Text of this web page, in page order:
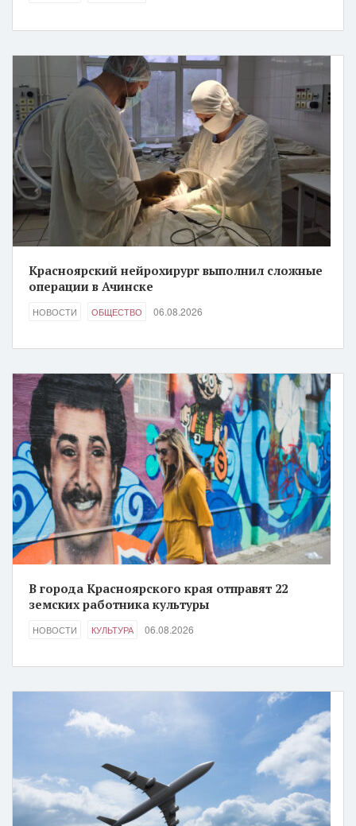
Красноярский нейрохирург выполнил сложные
операции в Ачинске
НОВОСТИ ОБЩЕСТВО 06.08.2026
В города Красноярского края отправят 22
земских работника культуры
НОВОСТИ КУЛЬТУРА 06.08.2026